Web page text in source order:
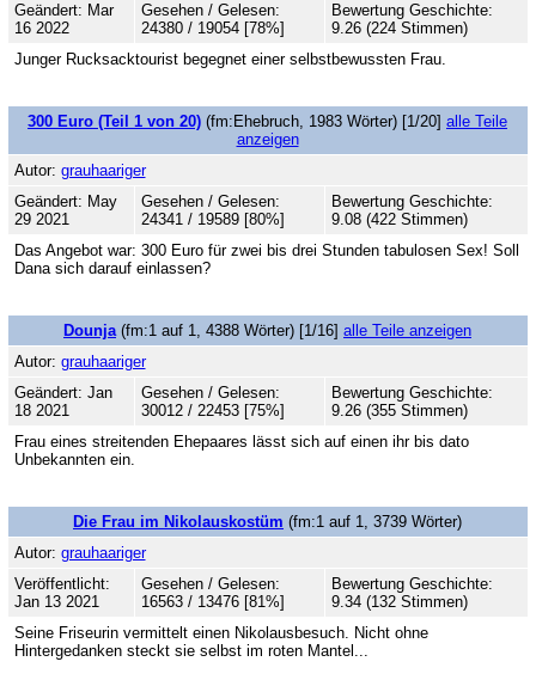
Geändert: Mar
16 2022
Gesehen / Gelesen:
24380 / 19054 [78%]
Bewertung Geschichte:
9.26 (224 Stimmen)
Junger Rucksacktourist begegnet einer selbstbewussten Frau.
300 Euro (Teil 1 von 20) (fm:Ehebruch, 1983 Wörter) [1/20] alle Teile
anzeigen
Autor: grauhaariger
Geändert: May
29 2021
Gesehen / Gelesen:
24341 / 19589 [80%]
Bewertung Geschichte:
9.08 (422 Stimmen)
Das Angebot war: 300 Euro für zwei bis drei Stunden tabulosen Sex! Soll
Dana sich darauf einlassen?
Dounja(fm:1 auf 1, 4388 Wörter) [1/16] alle Teile anzeigen
Autor: grauhaariger
Geändert: Jan
18 2021
Gesehen / Gelesen:
30012 / 22453 [75%]
Bewertung Geschichte:
9.26 (355 Stimmen)
Frau eines streitenden Ehepaares lässt sich auf einen ihr bis dato
Unbekannten ein.
Die Frau im Nikolauskostüm (fm:1 auf 1, 3739 Wörter)
Autor: grauhaariger
Veröffentlicht:
Jan 13 2021
Gesehen / Gelesen:
16563 / 13476 [81%]
Bewertung Geschichte:
9.34 (132 Stimmen)
Seine Friseurin vermittelt einen Nikolausbesuch. Nicht ohne
Hintergedanken steckt sie selbst im roten Mantel...